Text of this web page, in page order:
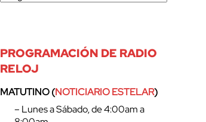
PROGRAMACIÓN DE RADIO
RELOJ
MATUTINO (NOTICIARIO ESTELAR)
– Lunes a Sábado, de 4:00am a